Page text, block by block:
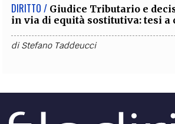
DIRITTO / Giudice Tributario e
in via di equità sostitutiva: tesi a
diStefano Taddeucci